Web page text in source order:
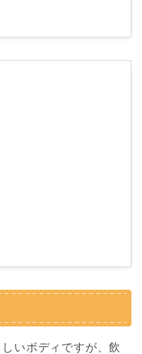
いボディですが、飲